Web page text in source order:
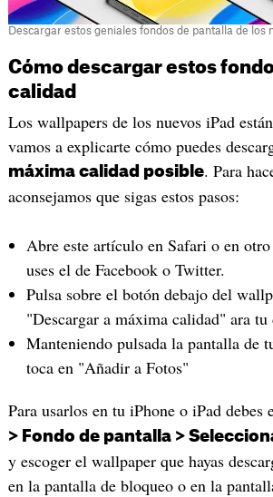
Descargar estos geniales fondos de pantalla de los
Cómo descargar estos
calidad
Los wallpapers de los nuevos iPad
vamos a explicarte cómo puedes
máxima calidad posible. Para
aconsejamos que sigas estos pasos:
Abre este artículo en Safari o en
uses el de Facebook o Twitter.
Pulsa sobre el botón debajo del
"Descargar a máxima calidad" ara
Manteniendo pulsada la pantalla de
toca en "Añadir a Fotos"
Para usarlos en tu iPhone o iPad debes
> Fondo de pantalla >
y escoger el wallpaper que hayas
en la pantalla de bloqueo o en la